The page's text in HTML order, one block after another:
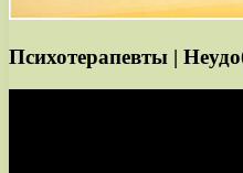
Психотерапевты |